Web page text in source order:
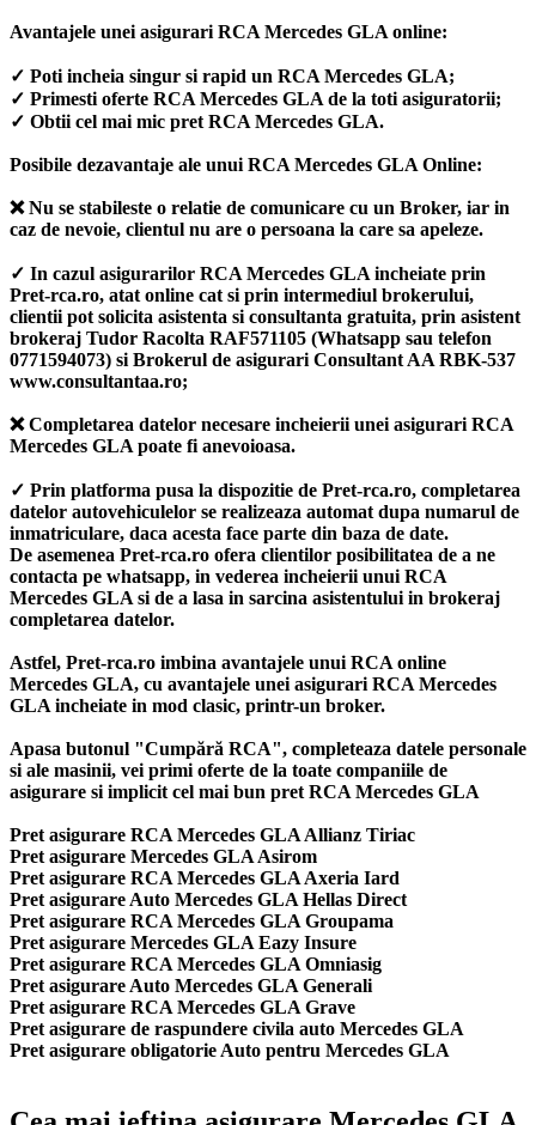
Avantajele unei asigurari RCA Mercedes GLA online:
✓ Poti incheia singur si rapid un RCA Mercedes GLA;
✓ Primesti oferte RCA Mercedes GLA de la toti asiguratorii;
✓ Obtii cel mai mic pret RCA Mercedes GLA.
Posibile dezavantaje ale unui RCA Mercedes GLA Online:
❌ Nu se stabileste o relatie de comunicare cu un Broker, iar in
caz de nevoie, clientul nu are o persoana la care sa apeleze.
✓ In cazul asigurarilor RCA Mercedes GLA incheiate prin
Pret-rca.ro, atat online cat si prin intermediul brokerului,
clientii pot solicita asistenta si consultanta gratuita, prin asistent
brokeraj Tudor Racolta RAF571105 (Whatsapp sau telefon
0771594073) si Brokerul de asigurari Consultant AA RBK-537
www.consultantaa.ro;
❌ Completarea datelor necesare incheierii unei asigurari RCA
Mercedes GLA poate fi anevoioasa.
✓ Prin platforma pusa la dispozitie de Pret-rca.ro, completarea
datelor autovehiculelor se realizeaza automat dupa numarul de
inmatriculare, daca acesta face parte din baza de date.
De asemenea Pret-rca.ro ofera clientilor posibilitatea de a ne
contacta pe whatsapp, in vederea incheierii unui RCA
Mercedes GLA si de a lasa in sarcina asistentului in brokeraj
completarea datelor.
Astfel, Pret-rca.ro imbina avantajele unui RCA online
Mercedes GLA, cu avantajele unei asigurari RCA Mercedes
GLA incheiate in mod clasic, printr-un broker.
Apasa butonul "Cumpără RCA", completeaza datele personale
si ale masinii, vei primi oferte de la toate companiile de
asigurare si implicit cel mai bun pret RCA Mercedes GLA
Pret asigurare RCA Mercedes GLA Allianz Tiriac
Pret asigurare Mercedes GLA Asirom
Pret asigurare RCA Mercedes GLA Axeria Iard
Pret asigurare Auto Mercedes GLA Hellas Direct
Pret asigurare RCA Mercedes GLA Groupama
Pret asigurare Mercedes GLA Eazy Insure
Pret asigurare RCA Mercedes GLA Omniasig
Pret asigurare Auto Mercedes GLA Generali
Pret asigurare RCA Mercedes GLA Grave
Pret asigurare de raspundere civila auto Mercedes GLA
Pret asigurare obligatorie Auto pentru Mercedes GLA